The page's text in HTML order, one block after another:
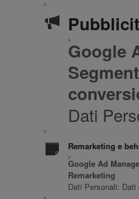
Google
Dati
Remarketing e
Google Ad
Remarketing
Dati Personali: